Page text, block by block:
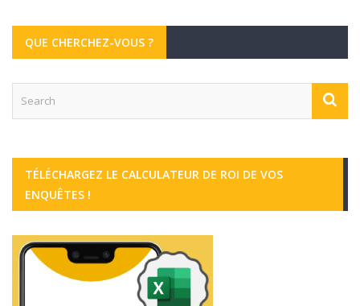
QUE CHERCHEZ-VOUS ?
TÉLÉCHARGEZ LE CALCULATEUR DE ROI DE VOS
ENQUÊTES !